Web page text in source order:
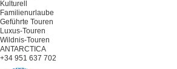
Kulturell
Familienurlaube
Geführte Touren
Luxus-Touren
Wildnis-Touren
ANTARCTICA
+34 951 637 702